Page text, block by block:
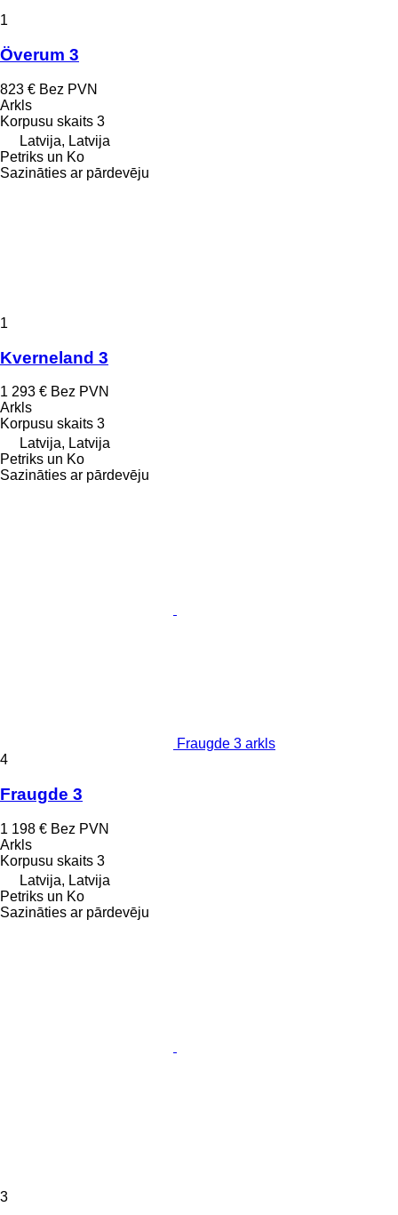
1
Överum 3
823 € Bez PVN
Arkls
Korpusu skaits 3
Latvija, Latvija
Petriks un Ko
Sazināties ar pārdevēju
1
Kverneland 3
1 293 € Bez PVN
Arkls
Korpusu skaits 3
Latvija, Latvija
Petriks un Ko
Sazināties ar pārdevēju
Fraugde 3 arkls
4
Fraugde 3
1 198 € Bez PVN
Arkls
Korpusu skaits 3
Latvija, Latvija
Petriks un Ko
Sazināties ar pārdevēju
3